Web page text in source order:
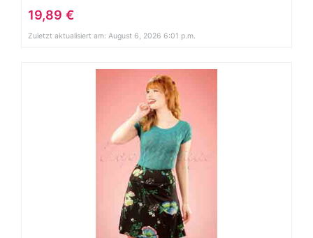
Stilettosabsatz Winterstiefel ( EU 39 )
19,89 €
Zuletzt aktualisiert am: August 6, 2026 6:01 p.m.